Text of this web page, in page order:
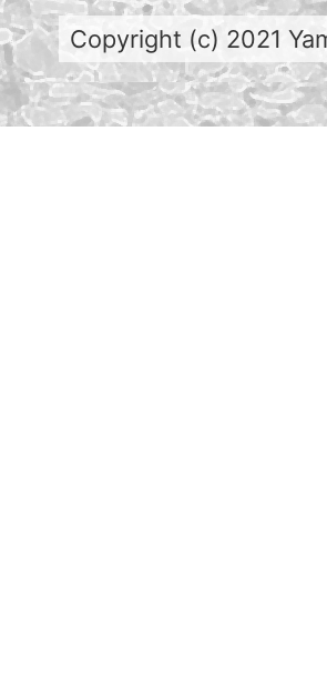
Copyright (c) 2021